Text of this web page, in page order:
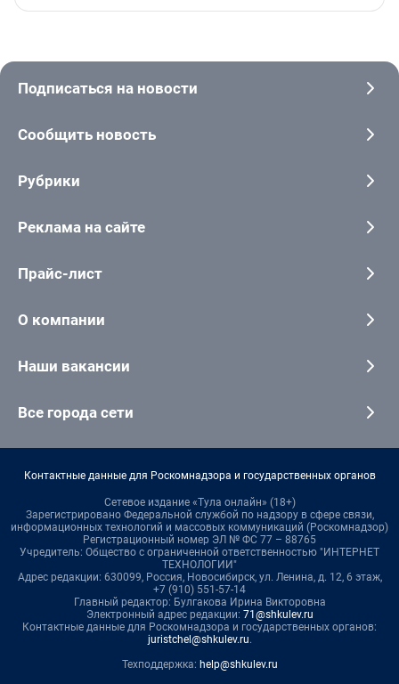
Подписаться на новости
Сообщить новость
Рубрики
Реклама на сайте
Прайс-лист
О компании
Наши вакансии
Все города сети
Контактные данные для Роскомнадзора и государственных органов
Сетевое издание «Тула онлайн» (18+)
Зарегистрировано Федеральной службой по надзору в сфере связи,
информационных технологий и массовых коммуникаций (Роскомнадзор)
Регистрационный номер ЭЛ № ФС 77 – 88765
Учредитель: Общество с ограниченной ответственностью "ИНТЕРНЕТ
ТЕХНОЛОГИИ"
Адрес редакции: 630099, Россия, Новосибирск, ул. Ленина, д. 12, 6 этаж,
+7 (910) 551-57-14
Главный редактор: Булгакова Ирина Викторовна
Электронный адрес редакции: 71@shkulev.ru
Контактные данные для Роскомнадзора и государственных органов:
juristchel@shkulev.ru.
Техподдержка: help@shkulev.ru